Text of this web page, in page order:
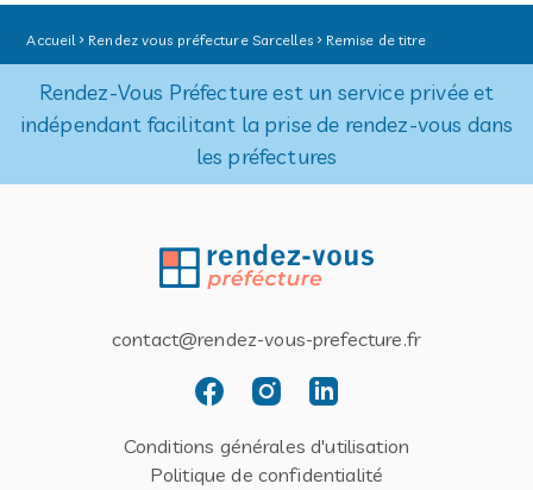
Accueil Rendez vous préfecture Sarcelles Remise de titre
Rendez-Vous Préfecture est un service privée et
indépendant facilitant la prise de rendez-vous dans
les préfectures
contact@rendez-vous-prefecture.fr
Conditions générales d'utilisation
Politique de confidentialité